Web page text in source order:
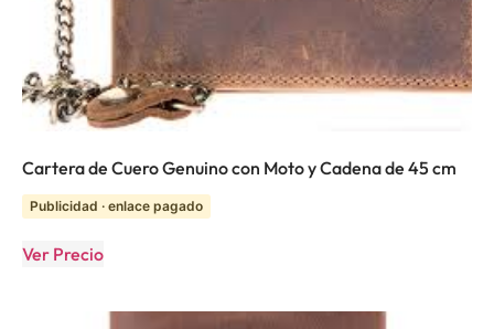
Cartera de Cuero Genuino con Moto y Cadena de 45 cm
Publicidad · enlace pagado
Ver Precio